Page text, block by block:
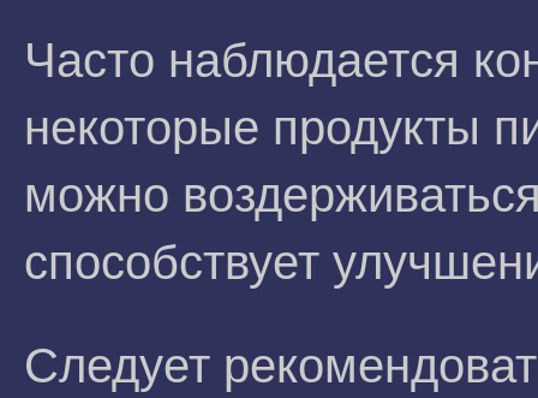
Часто наблюдается
некоторые продукты
можно
способствует
Следует